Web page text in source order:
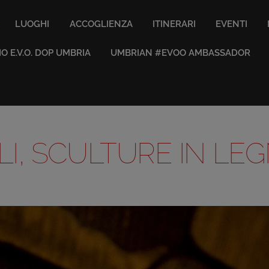
LUOGHI ACCOGLIENZA ITINERARI EVENTI
E.V.O. DOP UMBRIA UMBRIAN #EVOO AMBASSADOR
SCULTURE IN